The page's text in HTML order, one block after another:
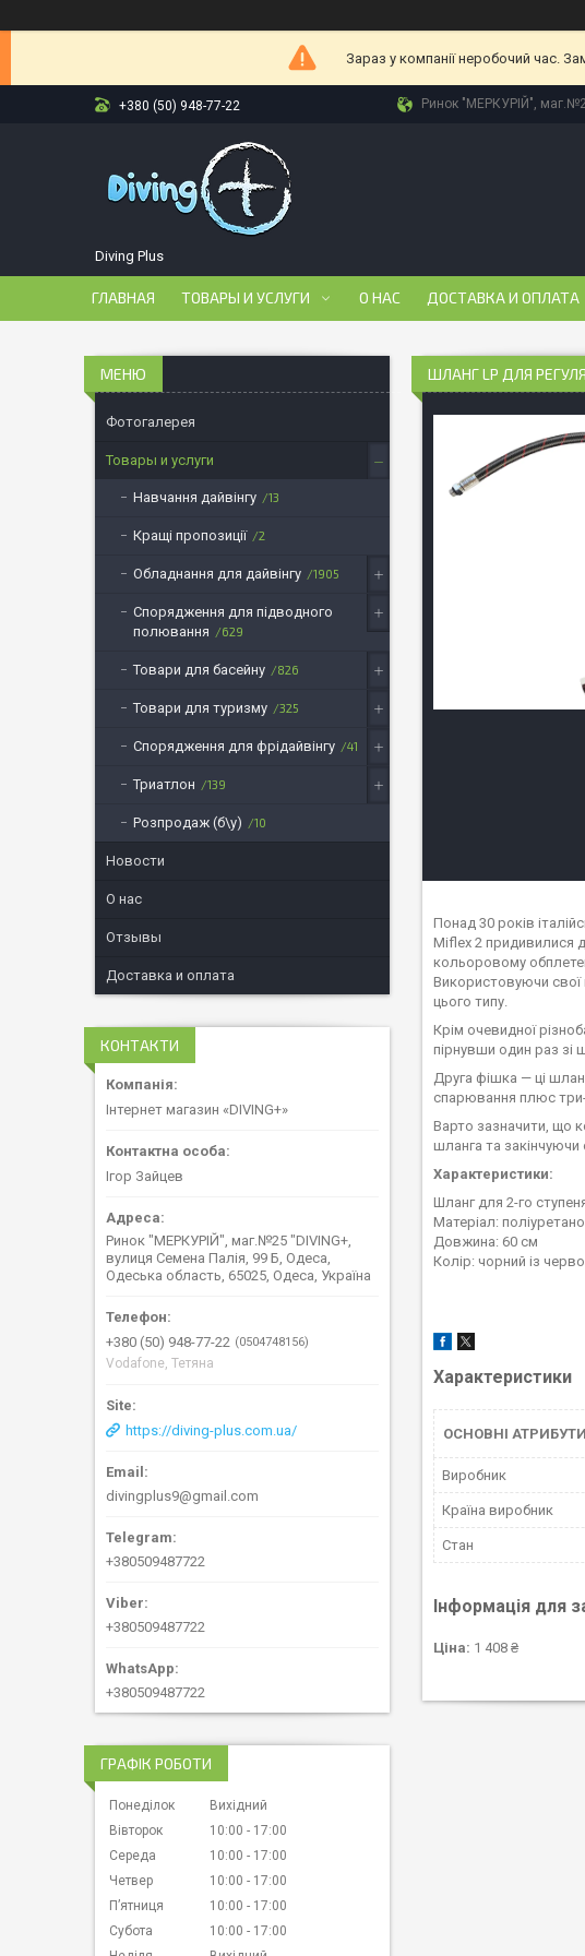
Зараз у компанії неробочий час.
+380 (50) 948-77-22 Ринок "МЕРКУРІЙ",
Diving Plus
ГЛАВНАЯ ТОВАРЫ И УСЛУГИ О НАС ДОСТАВКА И ОПЛАТА
ШЛАНГ LP ДЛЯ
Понад 30 років
Miflex 2 придивилися
кольоровому
Використовуючи свої
цього типу.
Крім очевидної
пірнувши один раз зі
Друга фішка — ці
спарювання плюс
Варто зазначити, що
шланга та закінчуючи
Характеристики:
Шланг для 2-го
Матеріал:
Довжина: 60 см
Колір: чорний із
Характеристики
ОСНОВНІ АТРИБУТИ
Виробник
Країна виробник
Стан
Інформація для
Ціна: 1 408 ₴
Фотогалерея
Товары и услуги
Навчання дайвінгу 13
Кращі пропозиції 2
Обладнання для дайвінгу 1905
Спорядження для підводного
полювання
629
Товари для басейну 826
Товари для туризму 325
Спорядження для фрідайвінгу 41
Триатлон 139
Розпродаж (б\у) 10
Новости
О нас
Отзывы
Доставка и оплата
КОНТАКТИ
Інтернет магазин «DIVING+»
Ігор Зайцев
Ринок "МЕРКУРІЙ", маг.№25 "DIVING+,
вулиця Семена Палія, 99 Б, Одеса,
Одеська область, 65025, Одеса, Україна
+380 (50) 948-77-22 0504748156
Vodafone, Тетяна
https://diving-plus.com.ua/
divingplus9@gmail.com
+380509487722
+380509487722
+380509487722
ГРАФІК РОБОТИ
Понеділок
Вихідний
Вівторок
10:00
17:00
Середа
10:00
17:00
Четвер
10:00
17:00
Пʼятниця
10:00
17:00
Субота
10:00
17:00